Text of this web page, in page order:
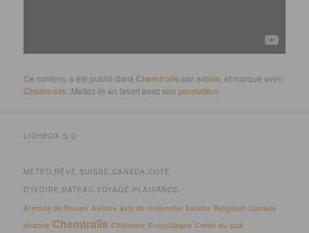
Ce contenu a été publié dansChemtrails paradmin , et marqué avec
Chemtrails . Mettez-le en favori avec son permalien
LIGHBOX S.G
MÉTÉO,RÊVE,SUISSE,CANADA,COTE
D’IVOIRE,BATEAU,VOYAGE,PLAISANCE,
Armada de Rouen Avions avis de recherche bateau Belgique Canada
chance Chemtrails Châteaux Coquillages Corée du sud